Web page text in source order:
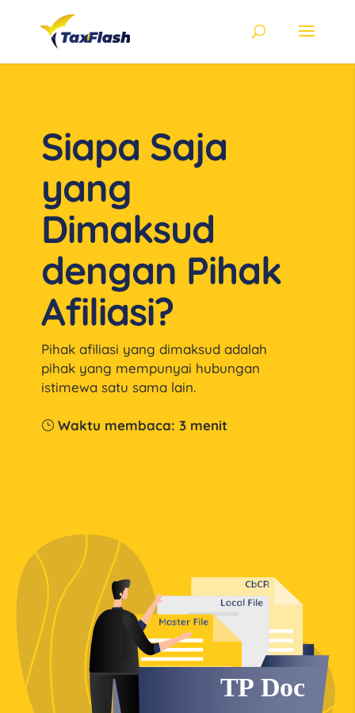
Siapa Saja
yang
Dimaksud
dengan Pihak
Afiliasi?
Pihak afiliasi yang dimaksud adalah
pihak yang mempunyai hubungan
istimewa satu sama lain.
} Waktu membaca: 3 menit